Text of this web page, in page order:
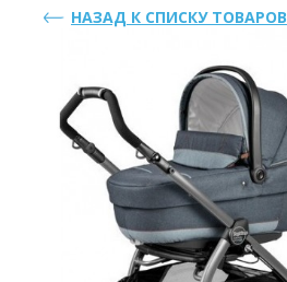
НАЗАД К СПИСКУ ТОВАРОВ